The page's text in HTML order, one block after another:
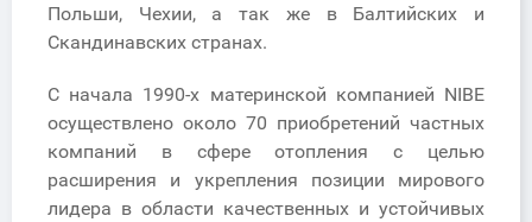
Польши, Чехии, а так же в Балтийских и
Скандинавских странах.
С начала 1990-х материнской компанией NIBE
осуществлено около 70 приобретений частных
компаний в сфере отопления с целью
расширения и укрепления позиции мирового
лидера в области качественных и устойчивых